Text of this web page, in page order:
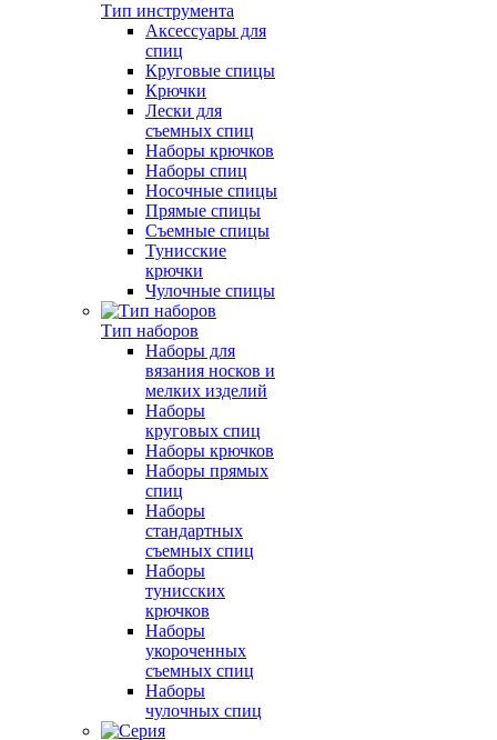
Тип инструмента
Аксессуары для
спиц
Круговые спицы
Крючки
Лески для
съемных спиц
Наборы крючков
Наборы спиц
Носочные спицы
Прямые спицы
Съемные спицы
Тунисские
крючки
Чулочные спицы
Тип наборов
Наборы для
вязания носков и
мелких изделий
Наборы
круговых спиц
Наборы крючков
Наборы прямых
спиц
Наборы
стандартных
съемных спиц
Наборы
тунисских
крючков
Наборы
укороченных
съемных спиц
Наборы
чулочных спиц